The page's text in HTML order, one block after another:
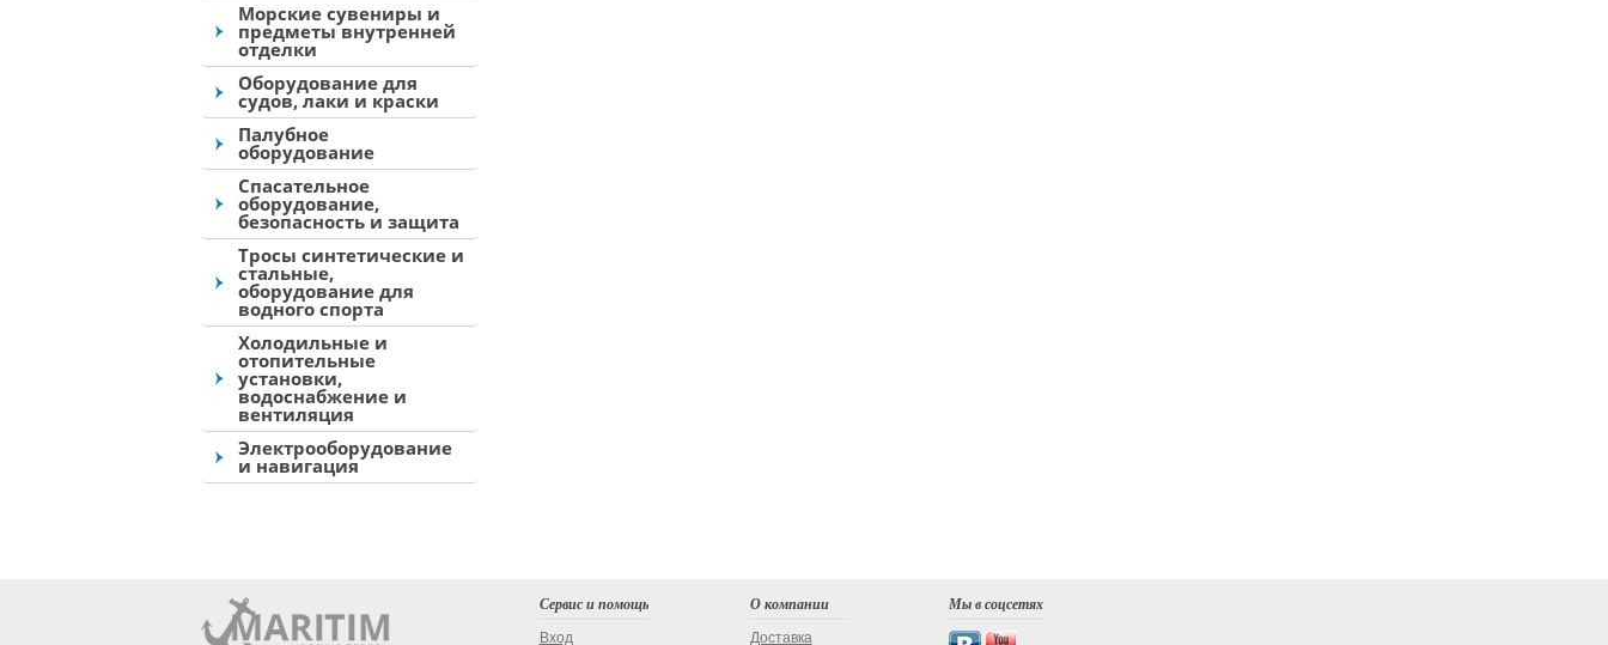
Морские сувениры и
предметы внутренней
отделки
Оборудование для
судов, лаки и краски
Палубное
оборудование
Спасательное
оборудование,
безопасность и защита
Тросы синтетические и
стальные,
оборудование для
водного спорта
Холодильные и
отопительные
установки,
водоснабжение и
вентиляция
Электрооборудование
и навигация
Сервис и помощь
Вход
О компании
Доставка
Мы в соцсетях